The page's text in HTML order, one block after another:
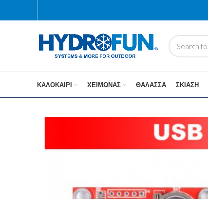
ΚΑΛΟΚΑΊΡΙ ΧΕΙΜΏΝΑΣ ΘΆΛΑΣΣΑ ΣΚΊΑΣΗ